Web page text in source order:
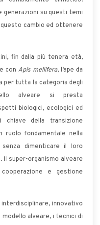
generazioni su questi temi
cambio ed ottenere
fin dalla più tenera età,
con Apis mellifera, l’ape da
per tutta la categoria degli
alveare si presta
biologici, ecologici ed
della transizione
ruolo fondamentale nella
senza dimenticare il loro
Il super-organismo alveare
e gestione
innovativo
alveare, i tecnici di